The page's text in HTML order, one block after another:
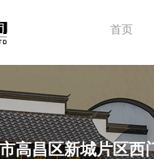
首页
高昌区新城片区西